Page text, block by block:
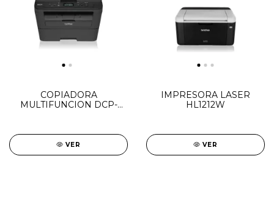
COPIADORA
MULTIFUNCION DCP-
VER
IMPRESORA LASER
HL1212W
VER